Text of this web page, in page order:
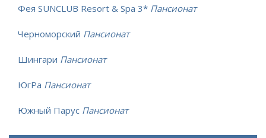
Фея SUNCLUB Resort & Spa 3* Пансионат
Черноморский Пансионат
Шингари Пансионат
ЮгРа Пансионат
Южный Парус Пансионат